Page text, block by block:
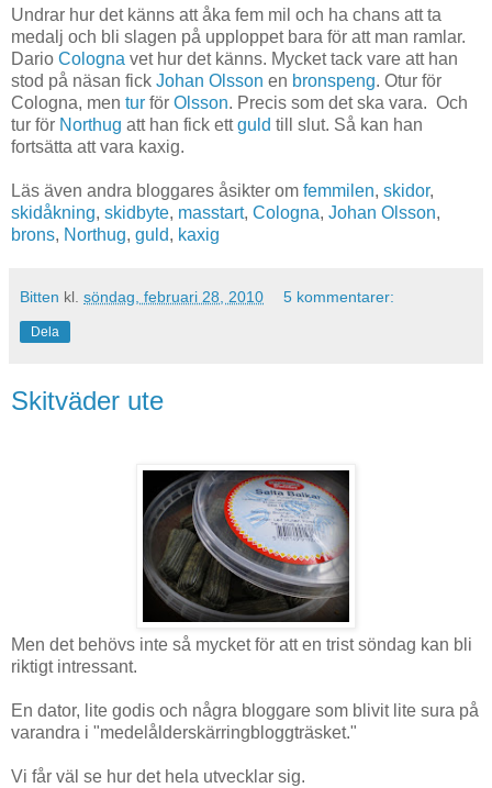
Undrar hur det känns att åka fem mil och ha chans att ta
medalj och bli slagen på upploppet bara för att man ramlar.
Dario Cologna vet hur det känns. Mycket tack vare att han
stod på näsan fick Johan Olsson en bronspeng. Otur för
Cologna, men tur för Olsson. Precis som det ska vara. Och
tur för Northug att han fick ettguld till slut. Så kan han
fortsätta att vara kaxig.
Läs även andra bloggares åsikter om femmilen, skidor,
skidåkning, skidbyte, masstart, Cologna, Johan Olsson,
brons, Northug, guld, kaxig
Bitten kl. söndag, februari 28, 2010 5 kommentarer:
Dela
Skitväder ute
Men det behövs inte så mycket för att en trist söndag kan bli
riktigt intressant.
En dator, lite godis och några bloggare som blivit lite sura på
varandra i "medelålderskärringbloggträsket."
Vi får väl se hur det hela utvecklar sig.